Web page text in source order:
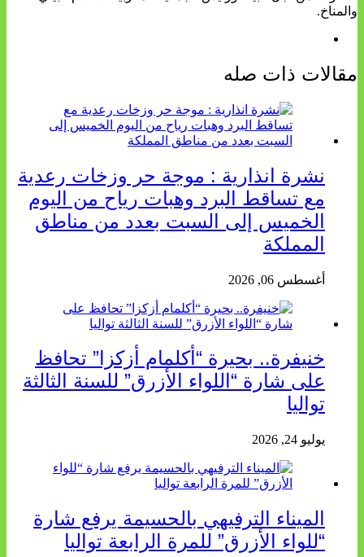
والمناخ.
مقالات ذات صله
نشرة انذارية : موجة حر وزخات رعدية
مع تساقط البرد وهبات رياح من اليوم
الخميس إلى السبت بعدد من مناطق
المملكة
أغسطس 06, 2026
خنيفرة.. بحيرة “أكلمام أزكزا” تحافظ
على شارة “اللواء الأزرق” للسنة الثالثة
تواليا
يوليو 24, 2026
الميناء الترفيهي بالحسيمة يرفع شارة
“للواء الأزرق” للمرة الرابعة تواليا